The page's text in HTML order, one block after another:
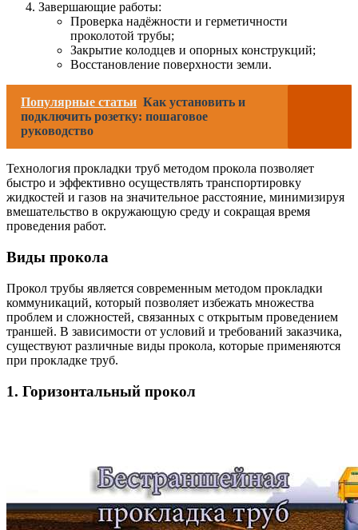
Завершающие работы:
Проверка надёжности и герметичности
проколотой трубы;
Закрытие колодцев и опорных конструкций;
Восстановление поверхности земли.
Популярные статьи Как установить и
подключить розетку: пошаговое
руководство
Технология прокладки труб методом прокола позволяет
быстро и эффективно осуществлять транспортировку
жидкостей и газов на значительное расстояние, минимизируя
вмешательство в окружающую среду и сокращая время
проведения работ.
Виды прокола
Прокол трубы является современным методом прокладки
коммуникаций, который позволяет избежать множества
проблем и сложностей, связанных с открытым проведением
траншей. В зависимости от условий и требований заказчика,
существуют различные виды прокола, которые применяются
при прокладке труб.
1. Горизонтальный прокол